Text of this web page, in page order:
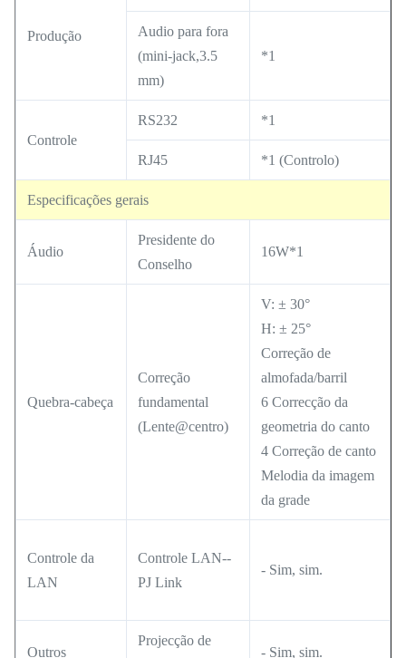
Produção
Audio para fora
(mini-jack,3.5
mm)
*1
Controle
RS232 *1
RJ45 *1 (Controlo)
Especificações gerais
Áudio
Presidente do
Conselho
16W*1
Quebra-cabeça
Correção
fundamental
(Lente@centro)
V: ± 30°
H: ± 25°
Correção de
almofada/barril
6 Correcção da
geometria do canto
4 Correção de canto
Melodia da imagem
da grade
Controle da
LAN
Controle LAN--
PJ Link
- Sim, sim.
Outros
Projecção de
- Sim, sim.